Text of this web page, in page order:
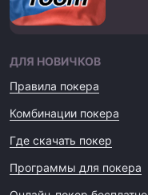
ДЛЯ НОВИЧКОВ
Правила покера
Комбинации покера
Где скачать покер
Программы для покера